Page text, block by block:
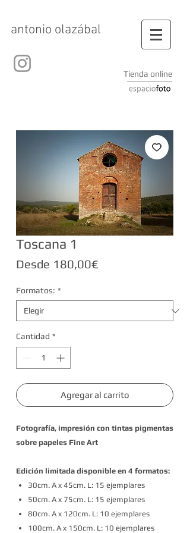
antonio olazábal
Tienda online
Toscana 1
Desde 180,00€
Formatos: *
Cantidad *
Agregar al carrito
Fotografía, impresión con tintas pigmentas
sobre papeles Fine Art
Edición limitada disponible en 4 formatos:
30cm. A x 45cm. L: 15 ejemplares
50cm. A x 75cm. L: 15 ejemplares
80cm. A x 120cm. L: 10 ejemplares
100cm. A x 150cm. L: 10 ejemplares